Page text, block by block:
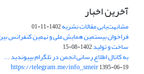
آخرین اخبار
مشابهت‌یابی مقالات نشریه1402-11-01
فراخوان بیستمین همایش ملی و نهمین کنفرانس
ساخت و تولید1402-08-15
به کانال اطلاع رسانی انجمن در تلگرام بپیوندید ...
https://telegram.me/info_smeir1395-06-19